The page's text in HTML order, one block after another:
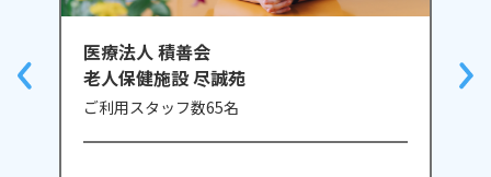
医療法人 積善会
老人保健施設 尽誠苑
ご利用スタッフ数65名